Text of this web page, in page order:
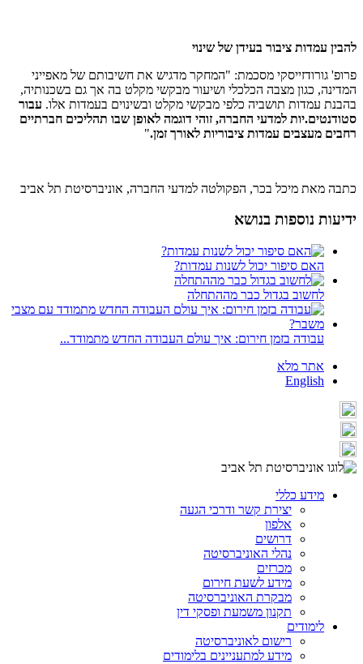
להבין עמדות ציבור בעידן של שינוי
פרופ' גורודזייסקי מסכמת: "המחקר מדגיש את חשיבותם של מאפייני
המדינה, כגון מצבה הכלכלי ושיעור מבקשי מקלט בה אך גם בשכנותיה,
בהבנת עמדות תושביה כלפי מבקשי מקלט ובשינוים בעמדות אלו. עבור
סטודנטים.יות למדעי החברה, זוהי דוגמה לאופן שבו תהליכים חברתיים
רחבים מעצבים עמדות ציבוריות לאורך זמן.
"
כתבה מאת מיכל בכר, הפקולטה למדעי החברה, אוניברסיטת תל אביב
ידיעות נוספות בנושא
האם סיפור יכול לשנות עמדות?
לחשוב בגדול כבר מההתחלה
עבודה בזמן חירום: איך עולם העבודה החדש מתמודד...
אתר מלא
English
מידע כללי
יצירת קשר ודרכי הגעה
אלפון
דרושים
נהלי האוניברסיטה
מכרזים
מידע לשעת חירום
מבקרת האוניברסיטה
תקנון משמעת ופסקי דין
לימודים
רישום לאוניברסיטה
מידע למתעניינים בלימודים